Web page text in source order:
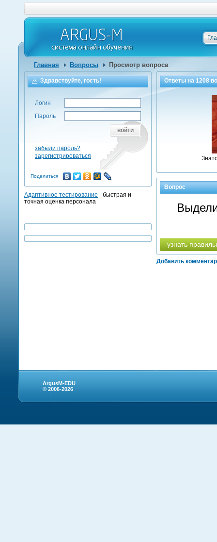
Главная Вопросы Просмотр вопроса
Ответы на1208
Вопрос
узнать
Добавить
Здравствуйте, гость!
Логин
Пароль
войти
забыли пароль?
зарегистрироваться
Поделиться
Адаптивное тестирование - быстрая и
точная оценка персонала
ArgusM-EDU
© 2006-2026